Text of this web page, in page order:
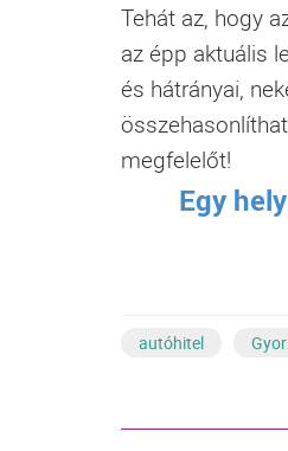
Tehát az, hogy
az épp aktuális
és hátrányai,
megfelelőt!
Egy
autóhitel